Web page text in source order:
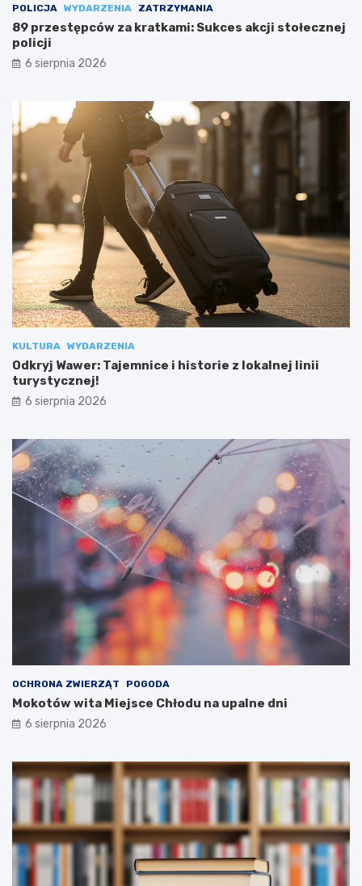
POLICJA WYDARZENIA ZATRZYMANIA
89 przestępców za kratkami: Sukces akcji stołecznej
policji
6 sierpnia 2026
KULTURA WYDARZENIA
Odkryj Wawer: Tajemnice i historie z lokalnej linii
turystycznej!
6 sierpnia 2026
OCHRONA ZWIERZĄT POGODA
Mokotów wita Miejsce Chłodu na upalne dni
6 sierpnia 2026